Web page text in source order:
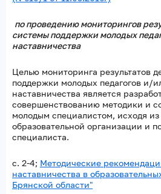
по проведению мониторингов
системы поддержки молодых
наставничества
Целью мониторинга результатов
поддержки молодых педагогов и/
наставничества является
совершенствованию методики и
молодым специалистом, исходя из
образовательной организации и
специалиста.
с. 2-4; Методические
наставничества в
Брянской области"